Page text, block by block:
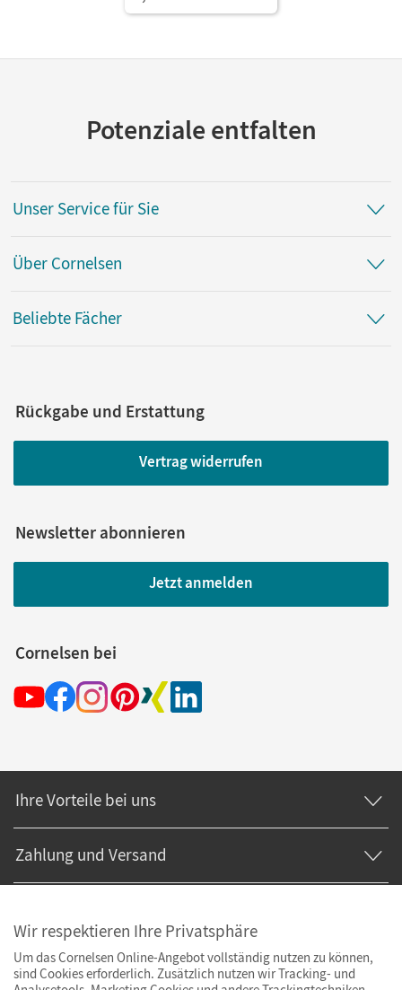
Potenziale entfalten
Unser Service für Sie
Über Cornelsen
Beliebte Fächer
Rückgabe und Erstattung
Vertrag widerrufen
Newsletter abonnieren
Jetzt anmelden
Cornelsen bei
Ihre Vorteile bei uns
Zahlung und Versand
Wir respektieren Ihre Privatsphäre
Um das Cornelsen Online-Angebot vollständig nutzen zu können,
sind Cookies erforderlich. Zusätzlich nutzen wir Tracking- und